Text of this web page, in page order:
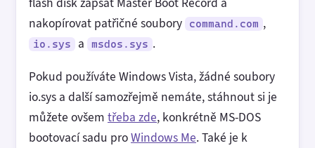
nakopírovat patřičné soubory
command.com ,
io.sys a msdos.sys .
Pokud používáte Windows Vista, žádné soubory
io.sys a další samozřejmě nemáte, stáhnout si je
můžete ovšem třeba zde, konkrétně MS-DOS
bootovací sadu proWindows Me. Také je k